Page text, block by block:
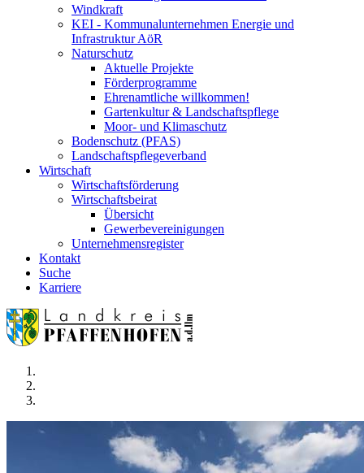
Windkraft
KEI - Kommunalunternehmen Energie und
Infrastruktur AöR
Naturschutz
Aktuelle Projekte
Förderprogramme
Ehrenamtliche willkommen!
Gartenkultur & Landschaftspflege
Moor- und Klimaschutz
Bodenschutz (PFAS)
Landschaftspflegeverband
Wirtschaft
Wirtschaftsförderung
Wirtschaftsbeirat
Übersicht
Gewerbevereinigungen
Unternehmensregister
Kontakt
Suche
Karriere